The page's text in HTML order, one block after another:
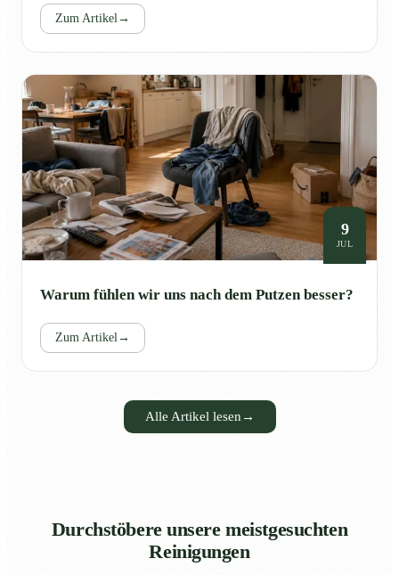
Zum Artikel →
9
JUL
Warum fühlen wir uns nach dem Putzen besser?
Zum Artikel →
Alle Artikel lesen →
Durchstöbere unsere meistgesuchten
Reinigungen